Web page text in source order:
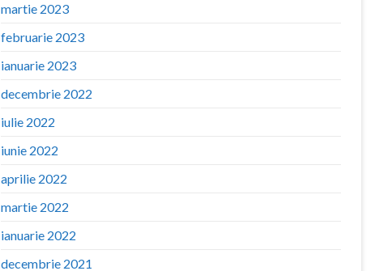
martie 2023
februarie 2023
ianuarie 2023
decembrie 2022
iulie 2022
iunie 2022
aprilie 2022
martie 2022
ianuarie 2022
decembrie 2021